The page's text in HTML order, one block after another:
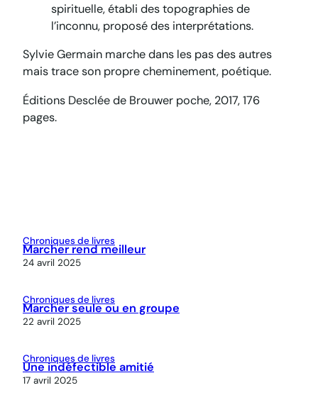
spirituelle, établi des topographies de
l’inconnu, proposé des interprétations.
Sylvie Germain marche dans les pas des autres
mais trace son propre cheminement, poétique.
Éditions Desclée de Brouwer poche, 2017, 176
pages.
Chroniques de livres
Marcher rend meilleur
24 avril 2025
Chroniques de livres
Marcher seule ou en groupe
22 avril 2025
Chroniques de livres
Une indéfectible amitié
17 avril 2025